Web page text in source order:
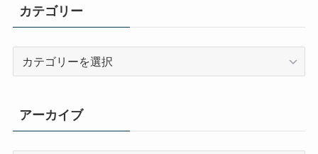
カテゴリー
リ
ー
アーカイブ